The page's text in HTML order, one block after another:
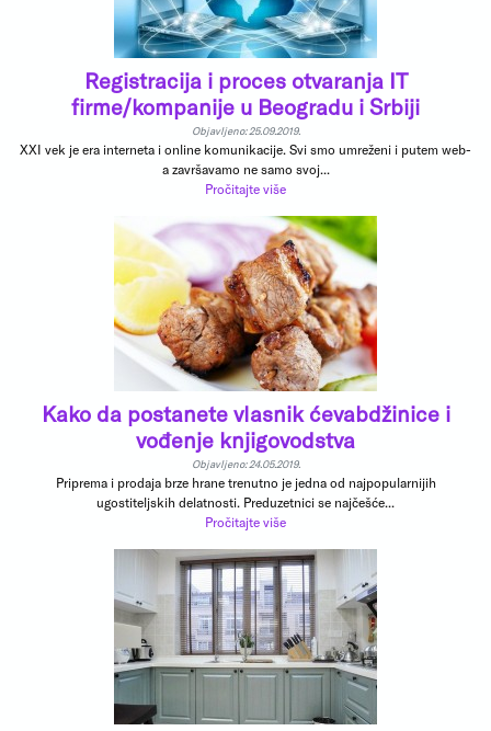
Registracija i proces otvaranja IT
firme/kompanije u Beogradu i Srbiji
Objavljeno: 25.09.2019.
XXI vek je era interneta i online komunikacije. Svi smo umreženi i putem web-
a završavamo ne samo svoj...
Pročitajte više
Kako da postanete vlasnik ćevabdžinice i
vođenje knjigovodstva
Objavljeno: 24.05.2019.
Priprema i prodaja brze hrane trenutno je jedna od najpopularnijih
ugostiteljskih delatnosti. Preduzetnici se najčešće...
Pročitajte više